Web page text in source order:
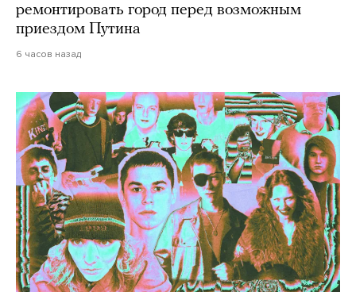
ремонтировать город перед возможным
приездом Путина
6 часов назад